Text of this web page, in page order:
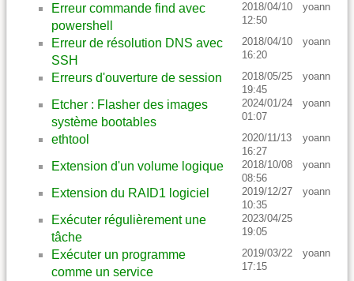
Erreur commande find avec
powershell
2018/04/10
12:50
yoann
Erreur de résolution DNS avec
SSH
2018/04/10
16:20
yoann
Erreurs d'ouverture de session
2018/05/25
19:45
yoann
Etcher : Flasher des images
système bootables
2024/01/24
01:07
yoann
ethtool
2020/11/13
16:27
yoann
Extension d'un volume logique
2018/10/08
08:56
yoann
Extension du RAID1 logiciel
2019/12/27
10:35
yoann
Exécuter régulièrement une
tâche
2023/04/25
19:05
Exécuter un programme
comme un service
2019/03/22
17:15
yoann